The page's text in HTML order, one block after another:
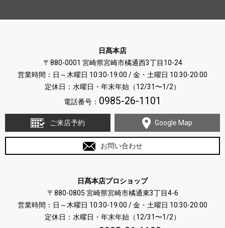
日髙本店
〒880-0001 宮崎県宮崎市橘通西3丁目10-24
営業時間：日～木曜日 10:30-19:00 / 金・土曜日 10:30-20:00
定休日：水曜日・年末年始（12/31〜1/2）
電話番号： 0985-26-1101
ご来店予約 Google Map
お問い合わせ
日髙本店プロショップ
〒880-0805 宮崎県宮崎市橘通東3丁目4-6
営業時間：日～木曜日 10:30-19:00 / 金・土曜日 10:30-20:00
定休日：水曜日・年末年始（12/31〜1/2）